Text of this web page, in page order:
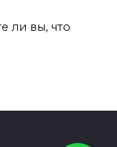
ли вы, что